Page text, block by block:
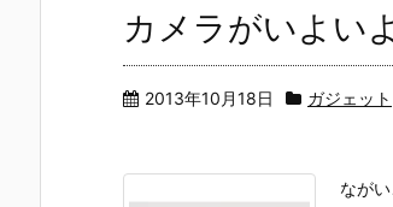
カメラがいよい
2013年10月18日 ガジェット
なが